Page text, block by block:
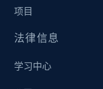
项目
法律信息
学习中心